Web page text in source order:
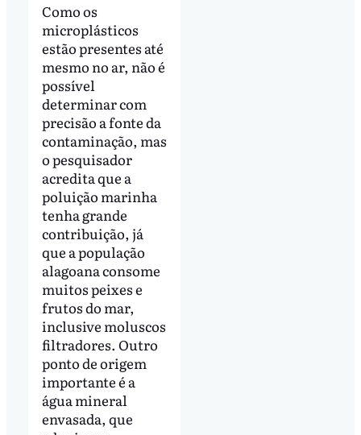
Como os
microplásticos
estão presentes até
mesmo no ar, não é
possível
determinar com
precisão a fonte da
contaminação, mas
o pesquisador
acredita que a
poluição marinha
tenha grande
contribuição, já
que a população
alagoana consome
muitos peixes e
frutos do mar,
inclusive moluscos
filtradores. Outro
ponto de origem
importante é a
água mineral
envasada, que